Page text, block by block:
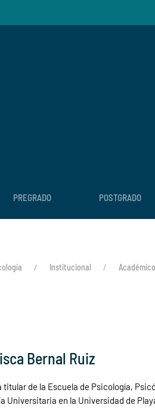
PREGRADO POSTGRADO
Institucional
Bernal Ruiz
titular de la Escuela de Psicología,
Universitaria en la Universidad de